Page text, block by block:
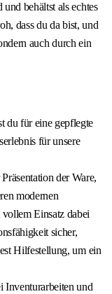
behältst als echtes
dass du da bist, und
auch durch ein
du für eine gepflegte
für unsere
der Ware,
modernen
Einsatz dabei
sicher,
Hilfestellung, um ein
Inventurarbeiten und